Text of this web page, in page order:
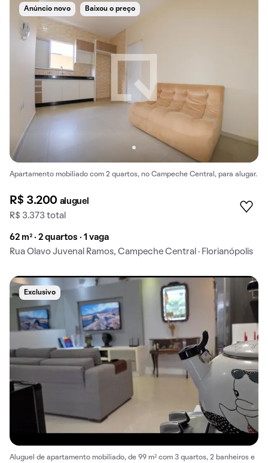
Anúncio novo Baixou o preço
Apartamento mobiliado com 2 quartos, no Campeche Central, para alugar.
R$ 3.200 aluguel
R$ 3.373 total
62 m² · 2 quartos · 1 vaga
Rua Olavo Juvenal Ramos, Campeche Central · Florianópolis
Exclusivo
Aluguel de apartamento mobiliado, de 99 m² com 3 quartos, 2 banheiros e